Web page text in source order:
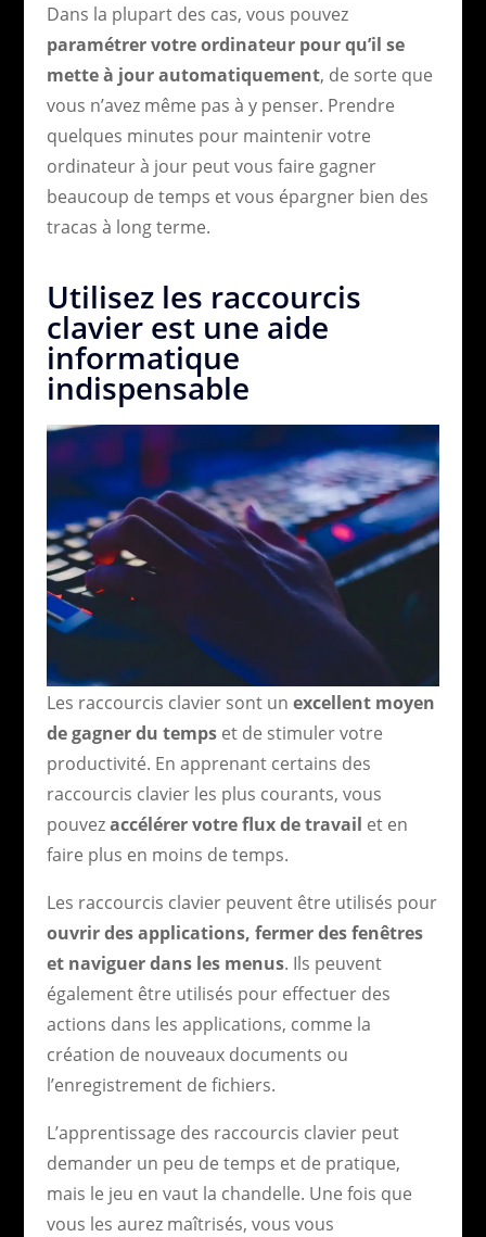
Dans la plupart des cas, vous pouvez
paramétrer votre ordinateur pour qu’il se
mette à jour automatiquement, de sorte que
vous n’avez même pas à y penser. Prendre
quelques minutes pour maintenir votre
ordinateur à jour peut vous faire gagner
beaucoup de temps et vous épargner bien des
tracas à long terme.
Utilisez les raccourcis
clavier est une aide
informatique
indispensable
Les raccourcis clavier sont un excellent moyen
de gagner du tempset de stimuler votre
productivité. En apprenant certains des
raccourcis clavier les plus courants, vous
pouvezaccélérer votre flux de travail et en
faire plus en moins de temps.
Les raccourcis clavier peuvent être utilisés pour
ouvrir des applications, fermer des fenêtres
et naviguer dans les menus. Ils peuvent
également être utilisés pour effectuer des
actions dans les applications, comme la
création de nouveaux documents ou
l’enregistrement de fichiers.
L’apprentissage des raccourcis clavier peut
demander un peu de temps et de pratique,
mais le jeu en vaut la chandelle. Une fois que
vous les aurez maîtrisés, vous vous